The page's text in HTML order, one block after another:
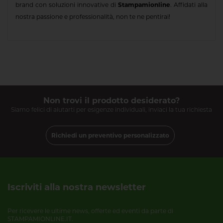
brand con soluzioni innovative di Stampamionline . Affidati alla
nostra passione e professionalità, non te ne pentirai!
Non trovi il prodotto desiderato?
Siamo felici di aiutarti per esigenze individuali, inviaci la tua richiesta
Richiedi un preventivo personalizzato
Iscriviti alla nostra newsletter
Per ricevere le ultime news, offerte ed eventi da parte di
STAMPAMIONLINE.IT.